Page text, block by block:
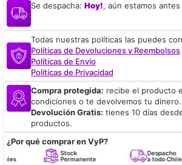
Se despacha: Hoy!, aún estamos
Todas nuestras políticas las puedes
Políticas de Devoluciones y Reembolsos
Políticas de Envío
Políticas de Privacidad
Compra protegida: recibe el producto
condiciones o te devolvemos tu dinero.
Devolución Gratis: tienes 10 días
productos.
¿Por qué comprar en VyP?
Stock
Permanente
Despacho
a todo Chile